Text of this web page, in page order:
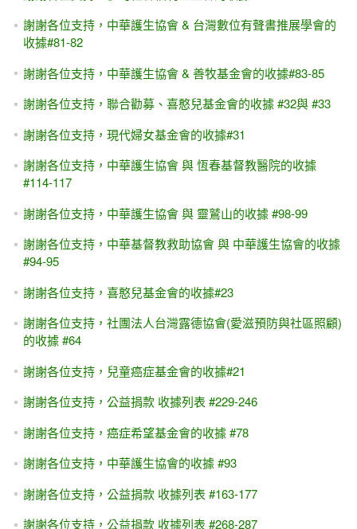
謝謝各位支持，中華護生協會 & 台灣數位有聲書推展學會的
收據#81-82
謝謝各位支持，中華護生協會 & 善牧基金會的收據#83-85
謝謝各位支持，聯合勸募、喜憨兒基金會的收據 #32與 #33
謝謝各位支持，現代婦女基金會的收據#31
謝謝各位支持，中華護生協會 與 恆春基督教醫院的收據
#114-117
謝謝各位支持，中華護生協會 與 靈鷲山的收據 #98-99
謝謝各位支持，中華基督教救助協會 與 中華護生協會的收據
#94-95
謝謝各位支持，喜憨兒基金會的收據#23
謝謝各位支持，社團法人台灣露德協會(愛滋預防與社區照顧)
的收據 #64
謝謝各位支持，兒童癌症基金會的收據#21
謝謝各位支持，公益捐款 收據列表 #229-246
謝謝各位支持，癌症希望基金會的收據 #78
謝謝各位支持，中華護生協會的收據 #93
謝謝各位支持，公益捐款 收據列表 #163-177
謝謝各位支持，公益捐款 收據列表 #268-287